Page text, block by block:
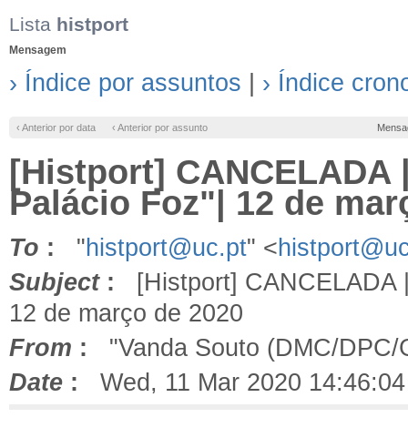
Lista histport
Mensagem
› Índice por assuntos › Índice
‹ Anterior por data ‹ Anterior por assunto
[Histport]
Palácio Foz"| 12 de
To : "histport@uc.pt" <
Subject: [Histport] CANCELADA
12 de março de 2020
From : "Vanda Souto (DMC/DPC/
Date : Wed, 11 Mar 2020